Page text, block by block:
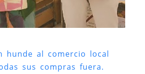
hunde al comercio local
sus compras fuera.